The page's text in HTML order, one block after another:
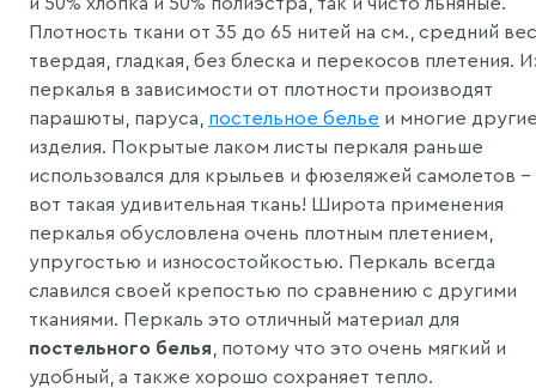
Плотность ткани от 35 до 65 нитей на см., средний
твердая, гладкая, без блеска и перекосов плетения.
перкалья в зависимости от плотности производят
парашюты, паруса, постельное белье и многие
изделия. Покрытые лаком листы перкаля раньше
использовался для крыльев и фюзеляжей самолетов -
вот такая удивительная ткань! Широта применения
перкалья обусловлена очень плотным плетением,
упругостью и износостойкостью. Перкаль всегда
славился своей крепостью по сравнению с другими
тканиями. Перкаль это отличный материал для
постельного белья , потому что это очень мягкий и
удобный, а также хорошо сохраняет тепло.